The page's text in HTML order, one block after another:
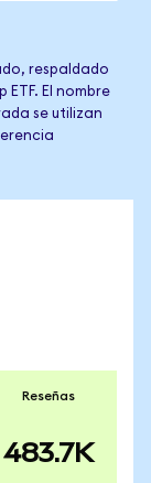
respaldado
El nombre
se utilizan
Reseñas
483.7K